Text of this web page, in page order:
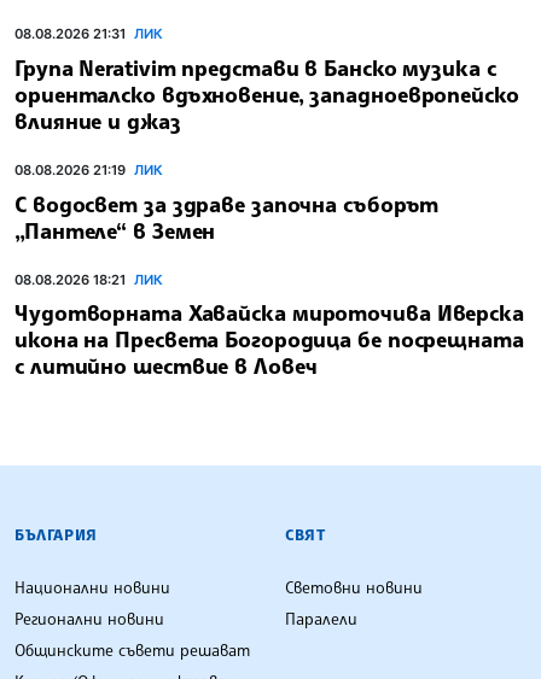
08.08.2026 21:31 ЛИК
Група Nerativim представи в Банско музика с
ориенталско вдъхновение, западноевропейско
влияние и джаз
08.08.2026 21:19 ЛИК
С водосвет за здраве започна съборът
„Пантеле“ в Земен
08.08.2026 18:21 ЛИК
Чудотворната Хавайска мироточива Иверска
икона на Пресвета Богородица бе посрещната
с литийно шествие в Ловеч
БЪЛГАРСКА ТЕЛЕГРАФНА АГЕНЦИЯ
БЪЛГАРИЯ
Национални новини
Регионални новини
Общинските съвети решават
СВЯТ
Световни новини
Паралели